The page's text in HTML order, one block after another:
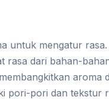
untuk mengatur rasa.
rasa dari bahan-
aroma
pori-pori dan tekstur